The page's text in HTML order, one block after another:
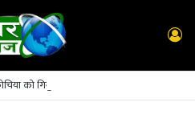
को गिरफ्तार कर भेजा गया जेल